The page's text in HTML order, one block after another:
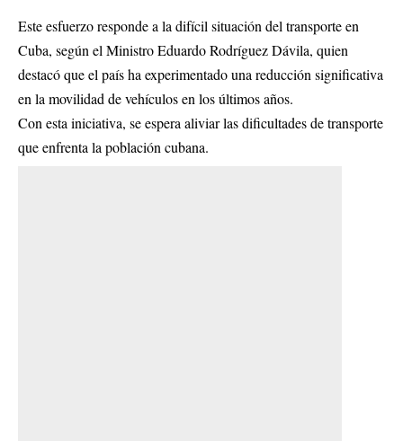
Este esfuerzo responde a la difícil situación del transporte en
Cuba, según el Ministro Eduardo Rodríguez Dávila, quien
destacó que el país ha experimentado una reducción significativa
en la movilidad de vehículos en los últimos años.
Con esta iniciativa, se espera aliviar las dificultades de transporte
que enfrenta la población cubana.